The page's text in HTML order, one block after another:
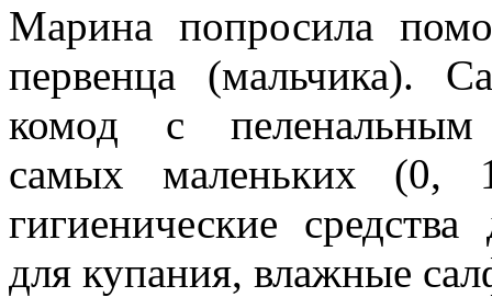
Марина попросила
первенца (мальчика).
комод с
самых маленьких (0,
гигиенические
для купания, влажные